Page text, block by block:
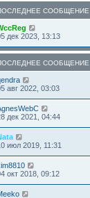
СООБЩЕНИЕ
дек 2023, 13:13
СООБЩЕНИЕ
авг 2022, 03:03
дек 2021, 04:44
июл 2019, 11:31
окт 2018, 09:12